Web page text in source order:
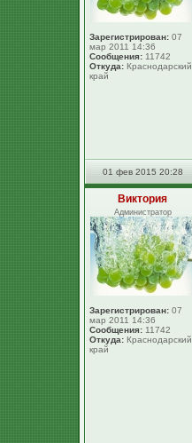
Зарегистрирован: 07
мар 2011 14:36
Сообщения: 11742
Откуда: Краснодарский
край
01 фев 2015 20:28
Виктория
Администратор
Зарегистрирован: 07
мар 2011 14:36
Сообщения: 11742
Откуда: Краснодарский
край